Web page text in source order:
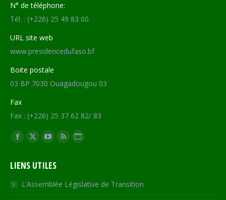
N° de téléphone:
Tél. : (+226) 25 49 83 00
URL site web
www.presidencedufaso.bf
Boite postale
03 BP 7030 Ouagadougou 03
Fax
Fax : (+226) 25 37 62 82/ 83
Trouvez nous sur :
Facebook
opens
in
new
X
opens
in
new
YouTube
opens
in
new
RSS
in
new
Site
opens
in
LIENS UTILES
L’Assemblée Législative de Transition